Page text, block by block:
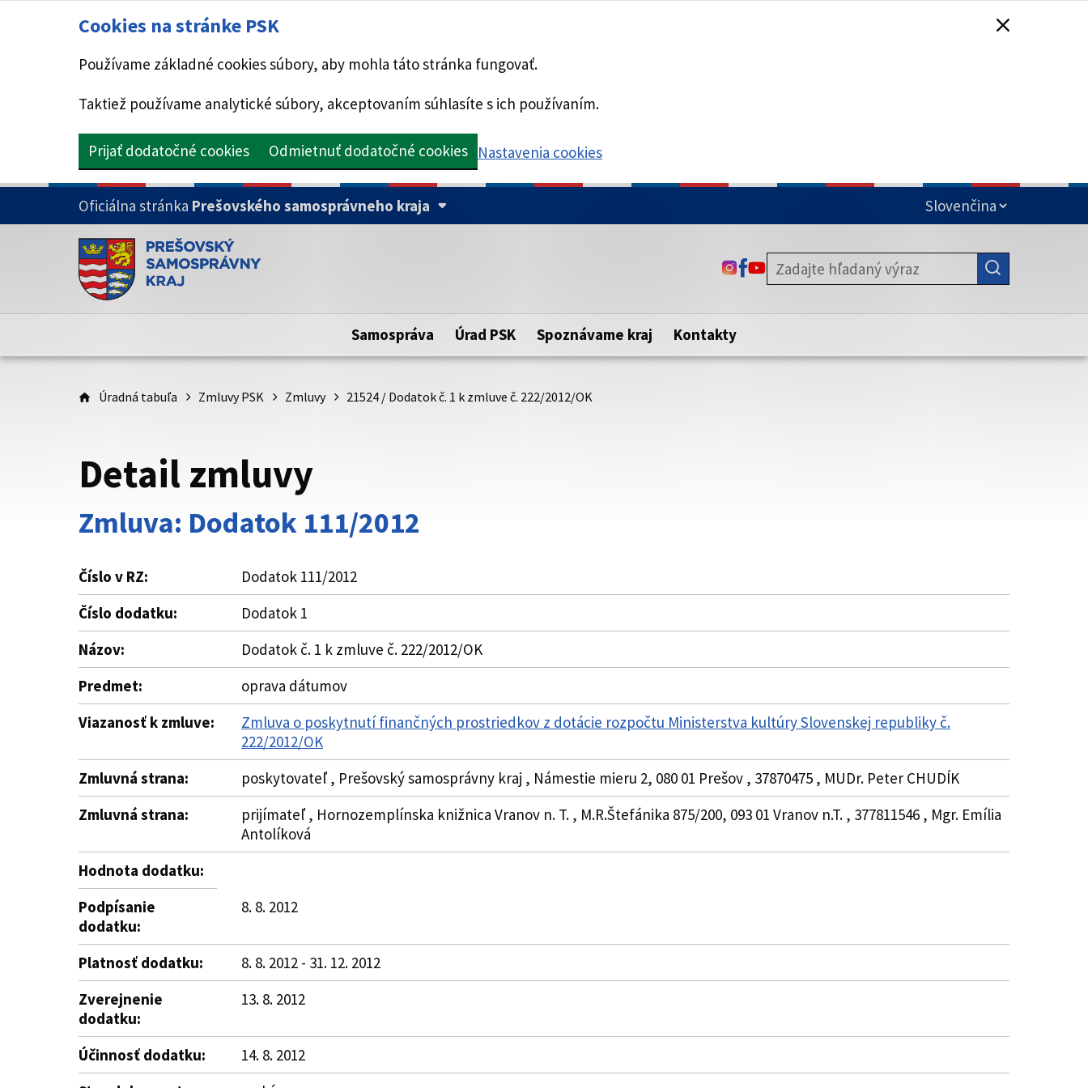
Cookies na stránke PSK
Používame základné cookies súbory, aby mohla táto stránka fungovať.
Taktiež používame analytické súbory, akceptovaním súhlasíte s ich používaním.
Prijať dodatočné cookies Odmietnuť dodatočné cookies Nastavenia cookies
PRESKOČIŤ NA HLAVNÝ OBSAH
Oficiálna stránka Prešovského samosprávneho kraja
Doména psk.sk je oficiálna
Toto je oficiálna webová stránka Prešovského samosprávneho kraja.
Táto stránka je zabezpečená
zabezpečenú webovú stránku. Zabezpečená stránka vždy začína
https:// pred názvom domény webového sídla.
ODKAZ SA OTVORÍ NA NOVEJ KARTE
ODKAZ SA OTVORÍ NA NOVEJ KARTE
ODKAZ SA OTVORÍ NA NOVEJ KARTE
Samospráva Úrad PSK Spoznávame kraj Kontakty
Úradná tabuľa Zmluvy PSK Zmluvy 21524 / Dodatok č. 1 k zmluve č. 222/2012/OK
Detail zmluvy
Zmluva: Dodatok 111/2012
Číslo v RZ:
Dodatok 111/2012
Číslo dodatku:
Dodatok 1
Názov:
Dodatok č. 1 k zmluve č. 222/2012/OK
Predmet:
oprava dátumov
Viazanosť k zmluve:
Zmluva o poskytnutí finančných prostriedkov z dotácie rozpočtu Ministerstva kultúry Slovenskej republiky č.
222/2012/OK
Zmluvná strana:
poskytovateľ , Prešovský samosprávny kraj , Námestie mieru 2, 080 01 Prešov , 37870475 , MUDr. Peter CHUDÍK
Zmluvná strana:
prijímateľ , Hornozemplínska knižnica Vranov n. T. , M.R.Štefánika 875/200, 093 01 Vranov n.T. , 377811546 , Mgr. Emília
Antolíková
Hodnota dodatku:
Podpísanie
dodatku:
8. 8. 2012
Platnosť dodatku:
8. 8. 2012 - 31. 12. 2012
Zverejnenie
dodatku:
13. 8. 2012
Účinnosť dodatku:
14. 8. 2012